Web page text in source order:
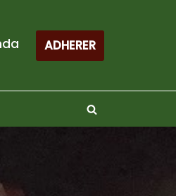
ADHERER